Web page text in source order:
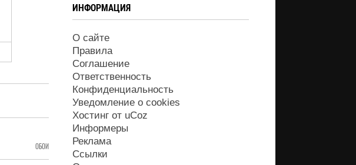
ОБОИ
ИНФОРМАЦИЯ
О сайте
Правила
Соглашение
Ответственность
Конфиденциальность
Уведомление о cookies
Хостинг от uCoz
Информеры
Реклама
Ссылки